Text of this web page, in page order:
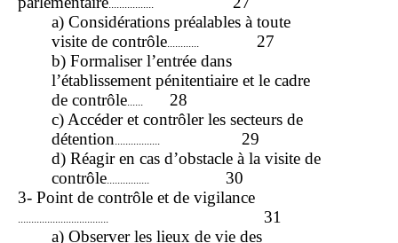
a) Considérations préalables à toute
visite de contrôle............
27
b) Formaliser l’entrée dans
l’établissement pénitentiaire et le cadre
de contrôle......
28
c) Accéder et contrôler les secteurs de
détention
29
d) Réagir en cas d’obstacle à la visite de
contrôle................
30
3- Point de contrôle et de vigilance
31
a) Observer les lieux de vie des